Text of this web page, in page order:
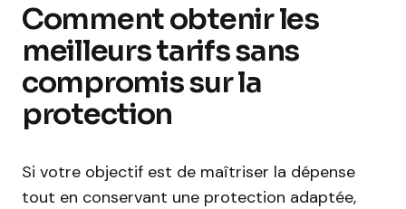
Comment obtenir les
meilleurs tarifs sans
compromis sur la
protection
Si votre objectif est de maîtriser la dépense
tout en conservant une protection adaptée,